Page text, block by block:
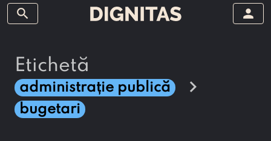
search person
etichetă
administrație publică chevron_right
bugetari